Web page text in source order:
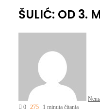
ŠULIĆ: OD 3.
0 275 1 minuta čitanja